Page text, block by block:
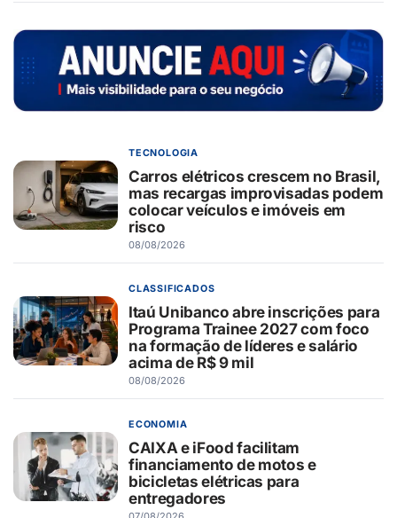
TECNOLOGIA
Carros elétricos crescem no Brasil,
mas recargas improvisadas podem
colocar veículos e imóveis em
risco
08/08/2026
CLASSIFICADOS
Itaú Unibanco abre inscrições para
Programa Trainee 2027 com foco
na formação de líderes e salário
acima de R$ 9 mil
08/08/2026
ECONOMIA
CAIXA e iFood facilitam
financiamento de motos e
bicicletas elétricas para
entregadores